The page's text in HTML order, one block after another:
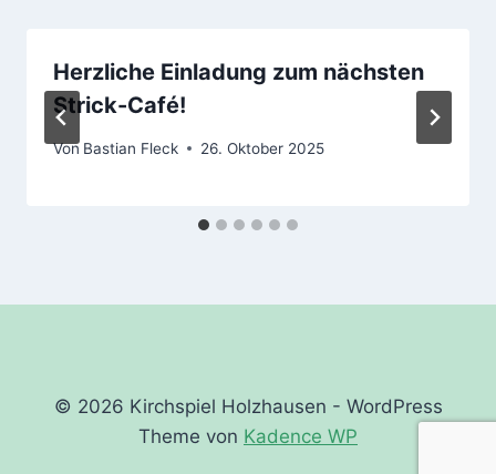
Herzliche Einladung zum nächsten
Strick-Café!
Von Bastian Fleck 26. Oktober 2025
© 2026 Kirchspiel Holzhausen - WordPress
Theme von Kadence WP